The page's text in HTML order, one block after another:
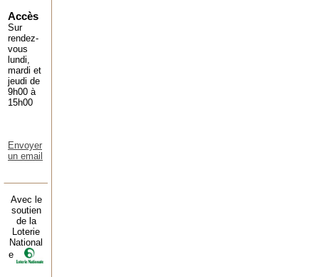
Accès
Sur
rendez-
vous
lundi,
mardi et
jeudi de
9h00 à
15h00
Envoyer
un email
Avec le
soutien
de la
Loterie
National
e